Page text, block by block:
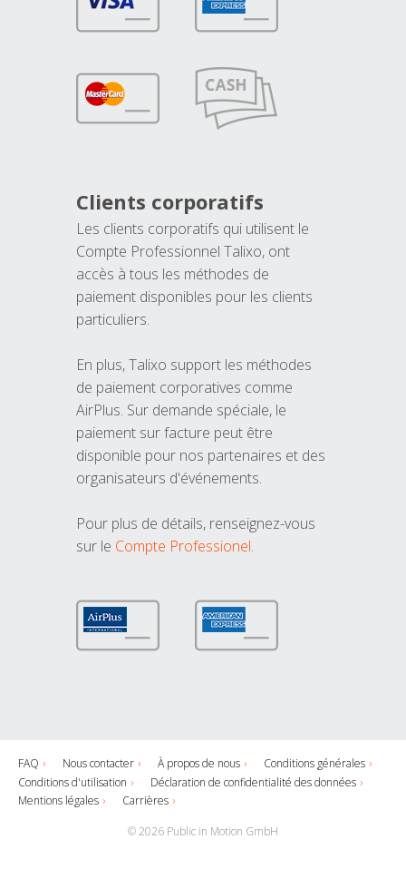
Clients corporatifs
Les clients corporatifs qui utilisent le
Compte Professionnel Talixo, ont
accès à tous les méthodes de
paiement disponibles pour les clients
particuliers.
En plus, Talixo support les méthodes
de paiement corporatives comme
AirPlus. Sur demande spéciale, le
paiement sur facture peut être
disponible pour nos partenaires et des
organisateurs d'événements.
Pour plus de détails, renseignez-vous
sur le Compte Professionel.
FAQ Nous contacter À propos de nous
Conditions générales
Conditions d'utilisation
Déclaration de confidentialité des données
Mentions légales
Carrières
© 2026 Public in Motion GmbH